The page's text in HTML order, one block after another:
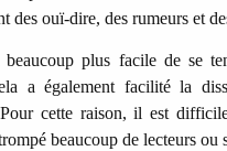
des ouï-dire, des rumeurs et
plus facile de se
a également facilité la
cette raison, il est
beaucoup de lecteurs ou